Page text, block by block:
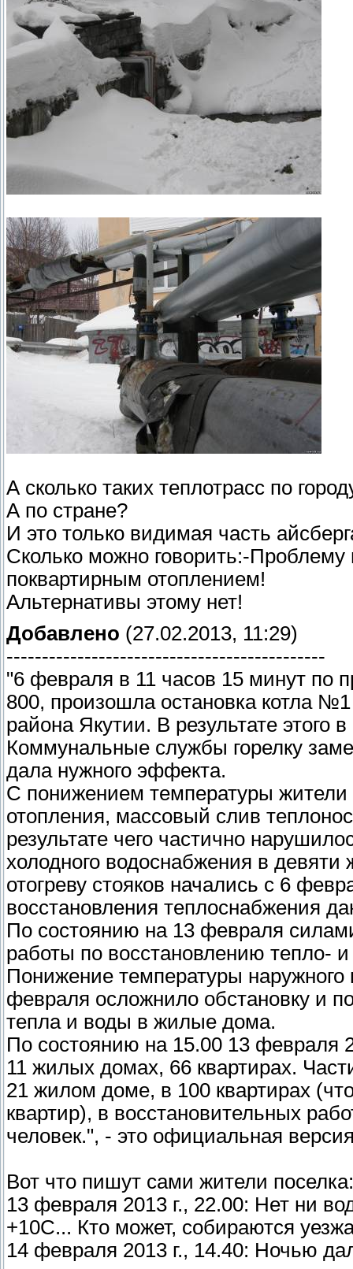
А сколько таких теплотрасс по
А по стране?
И это только видимая часть
Сколько можно говорить:-
поквартирным отоплением!
Альтернативы этому нет!
Добавлено (27.02.2013, 11:29)
---------------------------------------------
"6 февраля в 11 часов 15 минут по
800, произошла остановка котла
района Якутии. В результате этого
Коммунальные службы горелку
дала нужного эффекта.
С понижением температуры
отопления, массовый слив
результате чего частично
холодного водоснабжения в
отогреву стояков начались с 6
восстановления теплоснабжения
По состоянию на 13 февраля
работы по восстановлению тепло-
Понижение температуры наружного
февраля осложнило обстановку и
тепла и воды в жилые дома.
По состоянию на 15.00 13 февраля
11 жилых домах, 66 квартирах.
21 жилом доме, в 100 квартирах
квартир), в восстановительных
человек.", - это официальная
Вот что пишут сами жители поселка:
13 февраля 2013 г., 22.00: Нет ни
+10С... Кто может, собираются
14 февраля 2013 г., 14.40: Ночью